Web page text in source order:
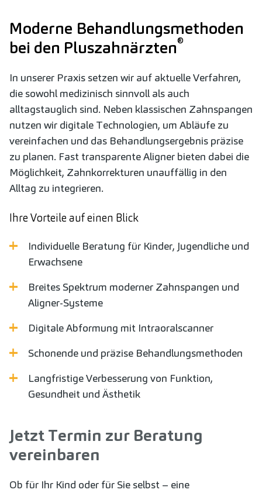
Moderne Behandlungsmethoden
bei den Pluszahnärzten®
In unserer Praxis setzen wir auf aktuelle Verfahren,
die sowohl medizinisch sinnvoll als auch
alltagstauglich sind. Neben klassischen Zahnspangen
nutzen wir digitale Technologien, um Abläufe zu
vereinfachen und das Behandlungsergebnis präzise
zu planen. Fast transparente Aligner bieten dabei die
Möglichkeit, Zahnkorrekturen unauffällig in den
Alltag zu integrieren.
Ihre Vorteile auf einen Blick
Individuelle Beratung für Kinder, Jugendliche und
Erwachsene
Breites Spektrum moderner Zahnspangen und
Aligner-Systeme
Digitale Abformung mit Intraoralscanner
Schonende und präzise Behandlungsmethoden
Langfristige Verbesserung von Funktion,
Gesundheit und Ästhetik
Jetzt Termin zur Beratung
vereinbaren
Ob für Ihr Kind oder für Sie selbst – eine